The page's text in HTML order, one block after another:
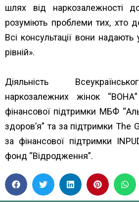
шлях від наркозалежності
розуміють проблеми тих, хто
Всі консультації вони надають
рівній».
Діяльність
наркозалежних жінок
фінансової підтримки МБФ “
здоров’я”та за підтримки The
за фінансової підтримки
фонд “Відродження”.